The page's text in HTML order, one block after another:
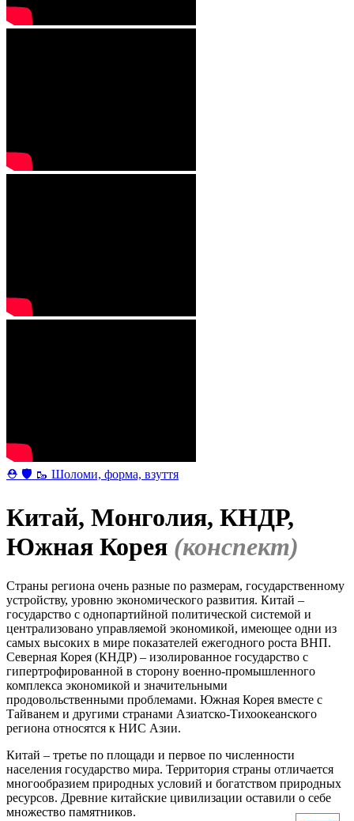
⛑ 🛡 🥾 Шоломи, форма, взуття
Китай, Монголия, КНДР,
Южная Корея (конспект)
Страны региона очень разные по размерам, государственному
устройству, уровню экономического развития. Китай –
государство с однопартийной политической системой и
централизовано управляемой экономикой, имеющее одни из
самых высоких в мире показателей ежегодного роста ВНП.
Северная Корея (КНДР) – изолированное государство с
гипертрофированной в сторону военно-промышленного
комплекса экономикой и значительными
продовольственными проблемами. Южная Корея вместе с
Тайванем и другими странами Азиатско-Тихоокеанского
региона относятся к НИС Азии.
Китай – третье по площади и первое по численности
населения государство мира. Территория страны отличается
многообразием природных условий и богатством природных
ресурсов. Древние китайские цивилизации оставили о себе
множество памятников.